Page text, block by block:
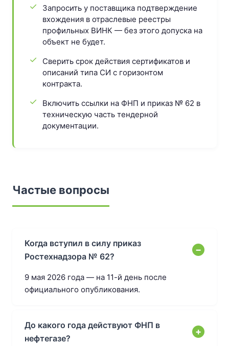
Запросить у поставщика подтверждение
вхождения в отраслевые реестры
профильных ВИНК — без этого допуска на
объект не будет.
Сверить срок действия сертификатов и
описаний типа СИ с горизонтом
контракта.
Включить ссылки на ФНП и приказ № 62 в
техническую часть тендерной
документации.
Частые вопросы
Когда вступил в силу приказ
Ростехнадзора № 62?
9 мая 2026 года — на 11-й день после
официального опубликования.
До какого года действуют ФНП в
нефтегазе?